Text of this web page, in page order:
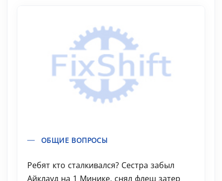
ОБЩИЕ ВОПРОСЫ
Ребят кто сталкивался? Сестра забыл
Айклауд на 1 Минике, снял флеш затер